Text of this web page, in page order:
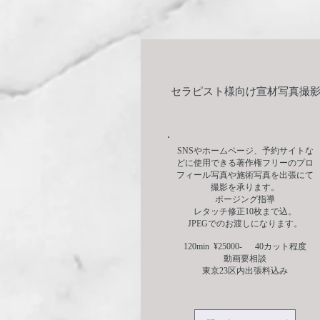
​セラピスト様向け宣材写真撮影
SNSやホームページ、予約サイトな
どに使用できる著作権フリーのプロ
フィール写真や施術写真を出張にて
撮影を承ります。
​ポージング指導
レタッチ修正10枚まで込。
JPEGでのお渡しになります。
120min ¥25000- 40カット程度
動画要相談
東京23区内出張料込み